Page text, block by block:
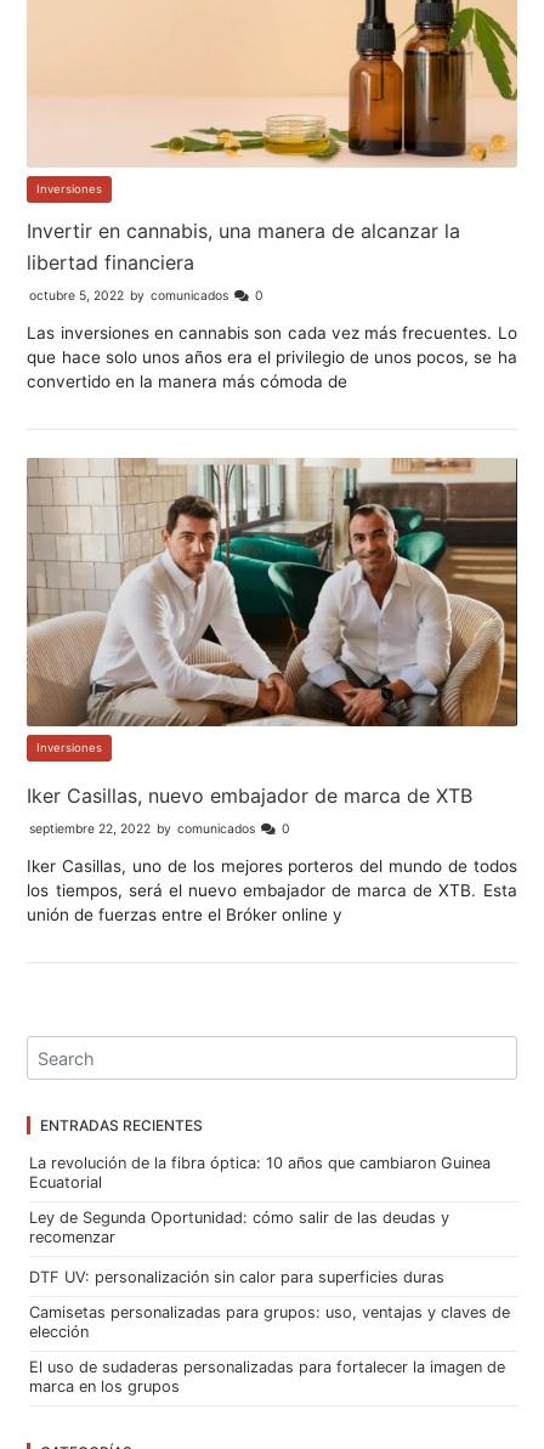
Inversiones
Invertir en cannabis, una manera de alcanzar la
libertad financiera
octubre 5, 2022 by comunicados 0
Las inversiones en cannabis son cada vez más frecuentes. Lo
que hace solo unos años era el privilegio de unos pocos, se ha
convertido en la manera más cómoda de
Inversiones
Iker Casillas, nuevo embajador de marca de XTB
septiembre 22, 2022 by comunicados 0
Iker Casillas, uno de los mejores porteros del mundo de todos
los tiempos, será el nuevo embajador de marca de XTB. Esta
unión de fuerzas entre el Bróker online y
ENTRADAS RECIENTES
La revolución de la fibra óptica: 10 años que cambiaron Guinea
Ecuatorial
Ley de Segunda Oportunidad: cómo salir de las deudas y
recomenzar
DTF UV: personalización sin calor para superficies duras
Camisetas personalizadas para grupos: uso, ventajas y claves de
elección
El uso de sudaderas personalizadas para fortalecer la imagen de
marca en los grupos